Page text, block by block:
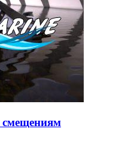
смещениям